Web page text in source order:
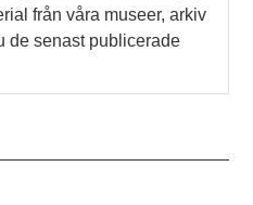
från våra museer, arkiv
de senast publicerade